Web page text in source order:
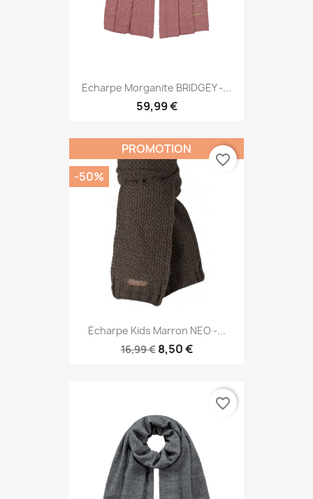
Echarpe Morganite BRIDGEY -...
59,99 €
Echarpe Kids Marron NEO -...
16,99 € 8,50 €
PROMOTION
-50%
favorite_border
favorite_border